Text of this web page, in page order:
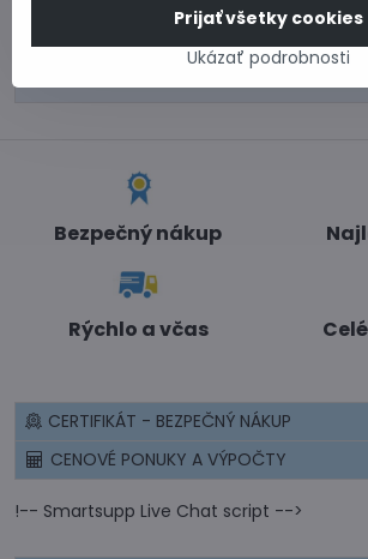
Informácie k objednávkam
Po - Pi 8:00-15:00
info​@lacnestavanie​.sk
Bezpečný nákup
Rýchlo a včas
CERTIFIKÁT - BEZPEČNÝ NÁKUP
CENOVÉ PONUKY A VÝPOČTY
!-- Smartsupp Live Chat script -->
Ukázať podrobnosti
Prijať všetky cookies